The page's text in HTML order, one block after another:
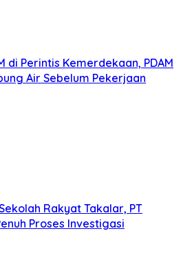
di Perintis Kemerdekaan, PDAM
Air Sebelum Pekerjaan
Rakyat Takalar, PT
Proses Investigasi